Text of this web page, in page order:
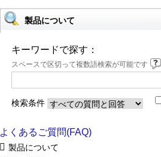
製品について
キーワードで探す：
スペースで区切って複数語検索が可能です
検索条件
よくあるご質問(FAQ)
製品について